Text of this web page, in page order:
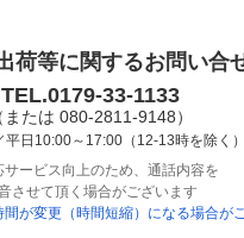
荷等に関するお問い合
TEL.0179-33-1133
または 080-2811-9148）
平日10:00～17:00（12-13時を除く）
ービス向上のため、通話内容を
させて頂く場合がございます
間が変更（時間短縮）になる場合が